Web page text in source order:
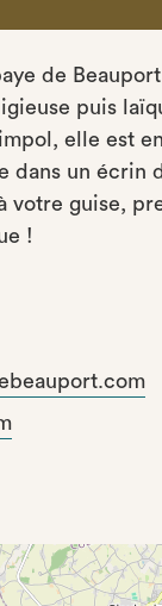
de
puis
elle est
dans un écrin
votre guise,
!